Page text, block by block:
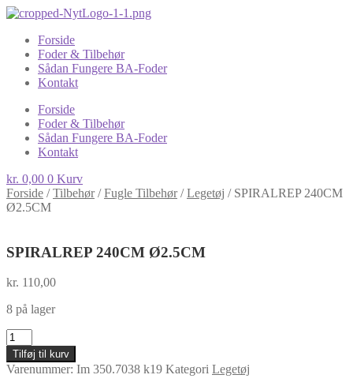
Forside
Foder & Tilbehør
Sådan Fungere BA-Foder
Kontakt
Forside
Foder & Tilbehør
Sådan Fungere BA-Foder
Kontakt
kr. 0,00 0 Kurv
Forside /Tilbehør/Fugle Tilbehør/Legetøj / SPIRALREP 240CM
Ø2.5CM
SPIRALREP 240CM Ø2.5CM
kr. 110,00
8 på lager
SPIRALREP
240CM
Ø2.5CM
antal
Tilføj til kurv
Varenummer: Im 350.7038 k19 Kategori Legetøj